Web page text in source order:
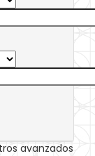
avanzados